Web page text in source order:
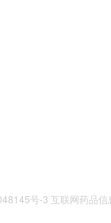
号-3 互联网药品